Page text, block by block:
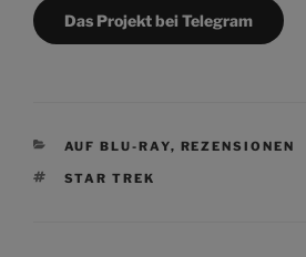
Das Projekt bei Telegram
KATEGORIEN
AUF BLU-RAY, REZENSIONEN
SCHLAGWÖRTER
STAR TREK